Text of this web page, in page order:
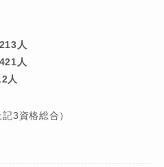
人
人
人
記3資格総合）